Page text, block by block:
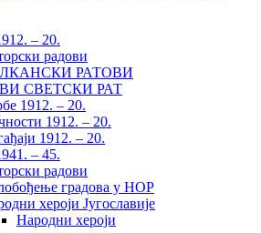
– 20.
радови
РАТОВИ
СВЕТСКИ РАТ
1912. – 20.
1912. – 20.
1912. – 20.
– 45.
радови
градова у НОР
хероји Југославије
Народни хероји